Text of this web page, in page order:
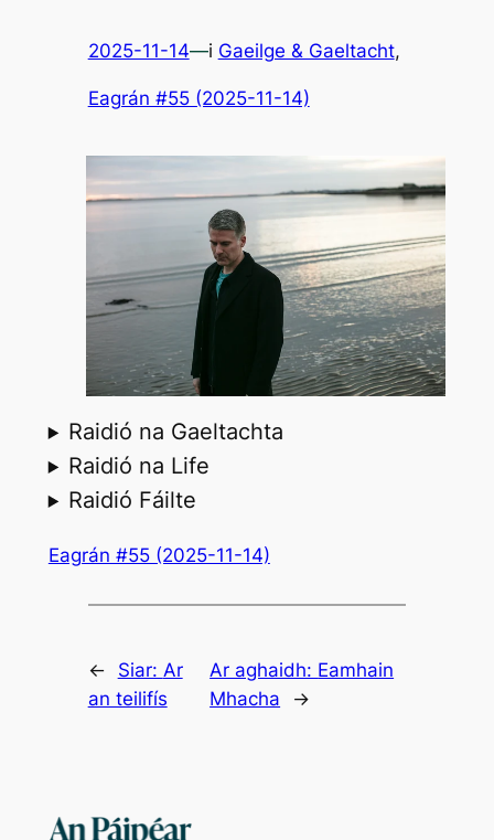
2025-11-14—i Gaeilge & Gaeltacht,
Eagrán #55 (2025-11-14)
Raidió na Gaeltachta
Raidió na Life
Raidió Fáilte
Eagrán #55 (2025-11-14)
← Siar: Ar
an teilifís
Ar aghaidh: Eamhain
Mhacha
→